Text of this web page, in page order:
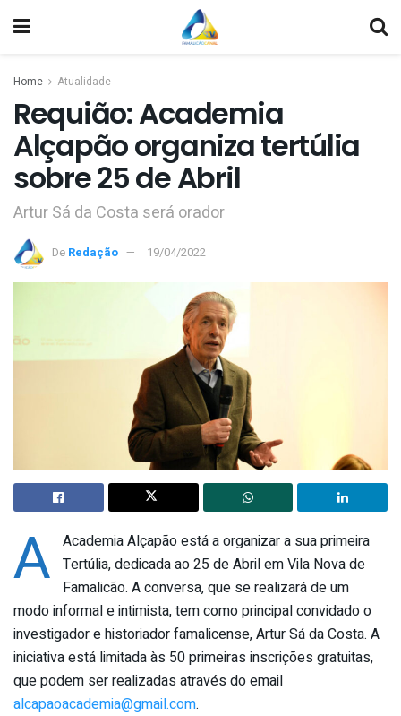
Home Atualidade
Requião: Academia
Alçapão organiza tertúlia
sobre 25 de Abril
Artur Sá da Costa será orador
De Redação 19/04/2022
A Academia Alçapão está a organizar a sua primeira
Tertúlia, dedicada ao 25 de Abril em Vila Nova de
Famalicão. A conversa, que se realizará de um
modo informal e intimista, tem como principal convidado o
investigador e historiador famalicense, Artur Sá da Costa. A
iniciativa está limitada às 50 primeiras inscrições gratuitas,
que podem ser realizadas através do email
alcapaoacademia@gmail.com.